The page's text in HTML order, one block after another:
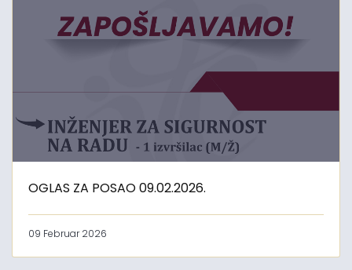
OGLAS ZA POSAO 09.02.2026.
09 Februar 2026